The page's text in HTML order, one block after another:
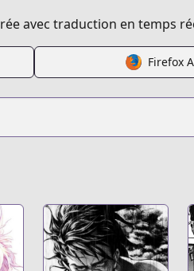
www.cdjapan.co.jp/
avec traduction en temps
Firefox